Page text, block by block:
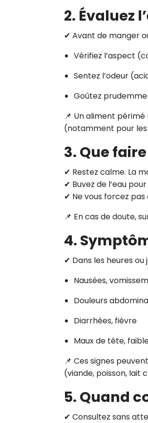
2. Évaluez
✔ Avant de manger
Vérifiez l’aspect
Sentez l’odeur
Goûtez
📌 Un aliment
(notamment pour les
3. Que
✔ Restez calme. La
✔ Buvez de l’eau pour
✔ Ne vous forcez pas
📌 En cas de doute,
4.
✔ Dans les heures
Nausées,
Douleurs
Diarrhées, fièvre
Maux de tête,
📌 Ces signes
(viande, poisson, lait
5. Quand
✔ Consultez sans